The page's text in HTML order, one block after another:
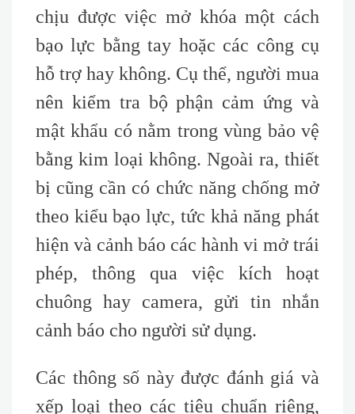
chịu được việc mở khóa một cách
bạo lực bằng tay hoặc các công cụ
hỗ trợ hay không. Cụ thể, người mua
nên kiểm tra bộ phận cảm ứng và
mật khẩu có nằm trong vùng bảo vệ
bằng kim loại không. Ngoài ra, thiết
bị cũng cần có chức năng chống mở
theo kiểu bạo lực, tức khả năng phát
hiện và cảnh báo các hành vi mở trái
phép, thông qua việc kích hoạt
chuông hay camera, gửi tin nhắn
cảnh báo cho người sử dụng.
Các thông số này được đánh giá và
xếp loại theo các tiêu chuẩn riêng,